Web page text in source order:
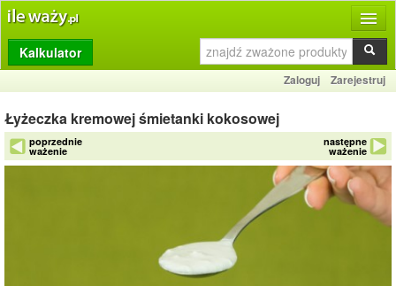
Produkty
Dziennik
Przelicznik
Porównywarka
Kalkulator
Zaloguj Zarejestruj
Łyżeczka kremowej śmietanki kokosowej
poprzednie
ważenie
następne
ważenie